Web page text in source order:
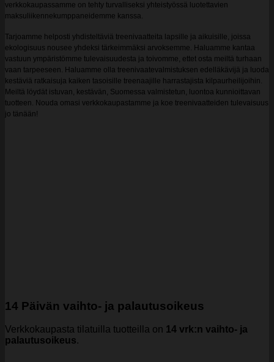
verkkokaupassamme on tehty turvalliseksi yhteistyössä luotettavien
maksuliikennekumppaneidemme kanssa.
Tarjoamme helposti yhdisteltäviä treenivaatteita lapsille ja aikuisille, joissa
ekologisuus nousee yhdeksi tärkeimmäksi arvoksemme. Haluamme kantaa
vastuun ympäristömme tulevaisuudesta ja toivomme, ettet osta meiltä turhaan
vaan tarpeeseen. Haluamme olla treenivaatevalmistuksen edelläkävijä ja luoda
kestäviä ratkaisuja kaiken tasoisille treenaajille harrastajista kilpaurheilijoihin.
Meiltä löydät istuvan, kestävän, Suomessa valmistetun, luontoa kunnioittavan
tuotteen. Nouda omasi verkkokaupastamme ja koe treenivaatteiden tulevaisuus
jo tänään!
14 Päivän vaihto- ja palautusoikeus
Verkkokaupasta tilatuilla tuotteilla on 14 vrk:n vaihto- ja
palautusoikeus.